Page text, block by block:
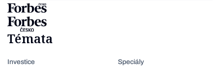
Témata
Investice
Speciály